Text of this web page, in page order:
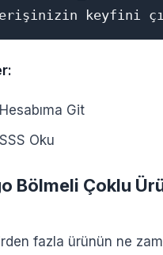
Git
Oku
Bölmeli Çoklu
fazla ürünün ne